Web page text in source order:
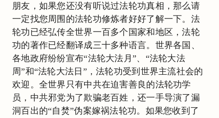
朋友，如果您还没有听说过法轮功真相，那么请
一定找您周围的法轮功修炼者好好了解一下。法
轮功已经弘传全世界一百多个国家和地区，法轮
功的著作已经翻译成三十多种语言。世界各国、
各地政府纷纷宣布“法轮大法月”、“法轮大法
周”和“法轮大法日”，法轮功受到世界主流社会的
欢迎。全世界只有中共在迫害善良的法轮功学
员，中共邪党为了欺骗老百姓，还一手导演了漏
洞百出的“自焚”伪案嫁祸法轮功。如果您收到了